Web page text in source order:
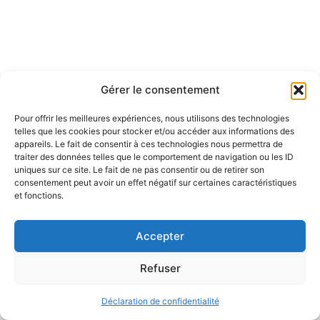
Gérer le consentement
Pour offrir les meilleures expériences, nous utilisons des technologies
telles que les cookies pour stocker et/ou accéder aux informations des
appareils. Le fait de consentir à ces technologies nous permettra de
traiter des données telles que le comportement de navigation ou les ID
uniques sur ce site. Le fait de ne pas consentir ou de retirer son
consentement peut avoir un effet négatif sur certaines caractéristiques
et fonctions.
Accepter
Refuser
Déclaration de confidentialité
Politique de confidentialité
Politique de remboursement
© 2026 Eduprat • Propulsé par TopMédecine